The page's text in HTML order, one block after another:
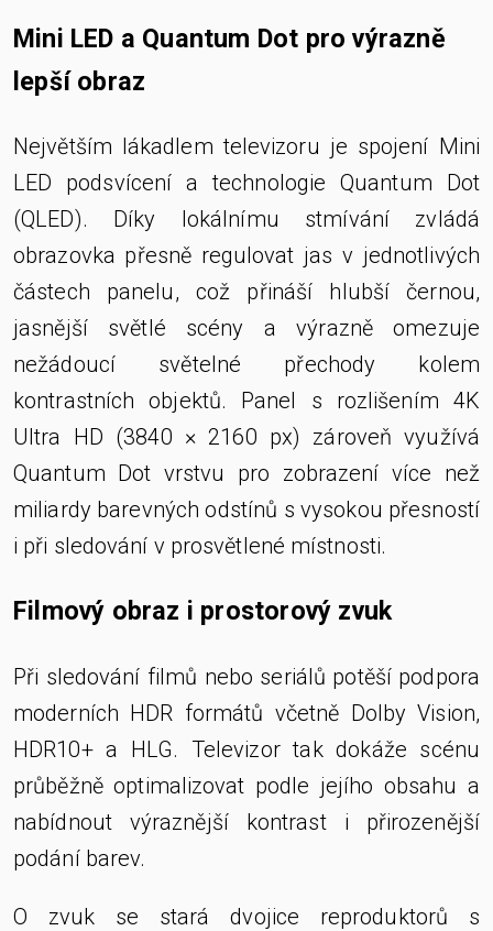
Mini LED a Quantum Dot pro výrazně
lepší obraz
Největším lákadlem televizoru je spojení Mini
LED podsvícení a technologie Quantum Dot
(QLED). Díky lokálnímu stmívání zvládá
obrazovka přesně regulovat jas v jednotlivých
částech panelu, což přináší hlubší černou,
jasnější světlé scény a výrazně omezuje
nežádoucí světelné přechody kolem
kontrastních objektů. Panel s rozlišením 4K
Ultra HD (3840 × 2160 px) zároveň využívá
Quantum Dot vrstvu pro zobrazení více než
miliardy barevných odstínů s vysokou přesností
i při sledování v prosvětlené místnosti.
Filmový obraz i prostorový zvuk
Při sledování filmů nebo seriálů potěší podpora
moderních HDR formátů včetně Dolby Vision,
HDR10+ a HLG. Televizor tak dokáže scénu
průběžně optimalizovat podle jejího obsahu a
nabídnout výraznější kontrast i přirozenější
podání barev.
O zvuk se stará dvojice reproduktorů s